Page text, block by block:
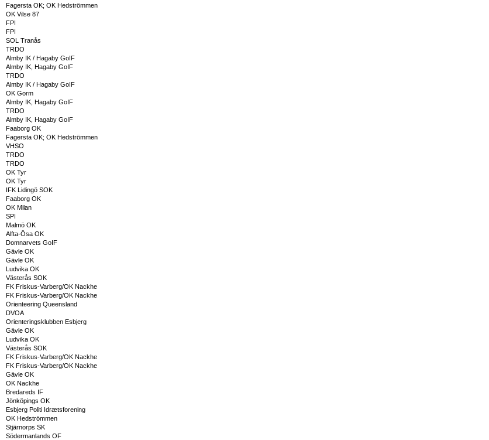
Fagersta OK; OK Hedströmmen
OK Vilse 87
FPI
FPI
SOL Tranås
TRDO
Almby IK / Hagaby GoIF
Almby IK, Hagaby GoIF
TRDO
Almby IK / Hagaby GoIF
OK Gorm
Almby IK, Hagaby GoIF
TRDO
Almby IK, Hagaby GoIF
Faaborg OK
Fagersta OK; OK Hedströmmen
VHSO
TRDO
TRDO
OK Tyr
OK Tyr
IFK Lidingö SOK
Faaborg OK
OK Milan
SPI
Malmö OK
Alfta-Ösa OK
Domnarvets GoIF
Gävle OK
Gävle OK
Ludvika OK
Västerås SOK
FK Friskus-Varberg/OK Nackhe
FK Friskus-Varberg/OK Nackhe
Orienteering Queensland
DVOA
Orienteringsklubben Esbjerg
Gävle OK
Ludvika OK
Västerås SOK
FK Friskus-Varberg/OK Nackhe
FK Friskus-Varberg/OK Nackhe
Gävle OK
OK Nackhe
Bredareds IF
Jönköpings OK
Esbjerg Politi Idrætsforening
OK Hedströmmen
Stjärnorps SK
Södermanlands OF